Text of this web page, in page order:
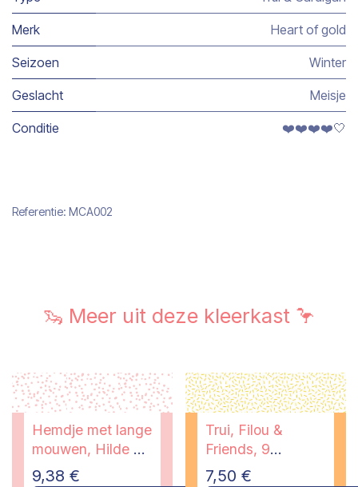
Merk Heart of gold
Seizoen Winter
Geslacht Meisje
Conditie ❤️❤️❤️❤️🤍
Referentie: MCA002
🦦 Meer uit deze kleerkast 🦩
Hemdje met lange
mouwen, Hilde &
Co, 1 jaar
9,38 €
Trui, Filou &
Friends, 9
maanden
7,50 €